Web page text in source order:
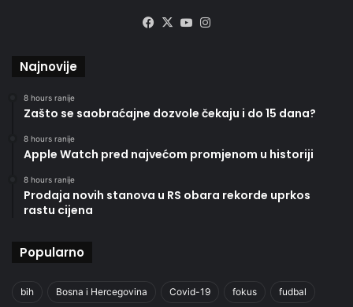
Facebook
X YouTube
Najnovije
8 hours ranije
Zašto se saobraćajne dozvole čekaju i do 15 dana?
8 hours ranije
Apple Watch pred najvećom promjenom u historiji
8 hours ranije
Prodaja novih stanova u RS obara rekorde uprkos
rastu cijena
Popularno
bih Bosna i Hercegovina Covid-19 fokus fudbal